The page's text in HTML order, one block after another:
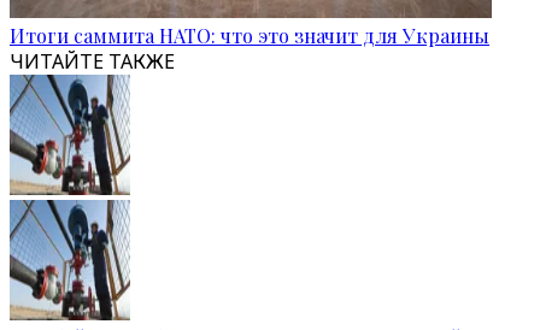
Итоги саммита НАТО: что это значит для Украины
ЧИТАЙТЕ ТАКЖЕ